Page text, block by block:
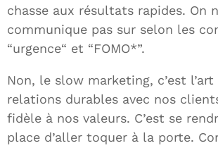
chasse aux résultats rapides. On
communique pas sur selon les
“urgence“ et “FOMO*”.
Non, le slow marketing, c’est
relations durables avec nos
fidèle à nos valeurs. C’est se
place d’aller toquer à la porte.